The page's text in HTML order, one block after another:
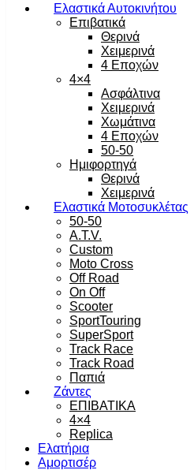
Ελαστικά Αυτοκινήτου
Επιβατικά
Θερινά
Χειμερινά
4 Εποχών
4×4
Ασφάλτινα
Χειμερινά
Χωμάτινα
4 Εποχών
50-50
Ημιφορτηγά
Θερινά
Χειμερινά
Ελαστικά Μοτοσυκλέτας
50-50
A.T.V.
Custom
Moto Cross
Off Road
On Off
Scooter
SportTouring
SuperSport
Track Race
Track Road
Παπιά
Ζάντες
ΕΠΙΒΑΤΙΚΑ
4×4
Replica
Ελατήρια
Αμορτισέρ